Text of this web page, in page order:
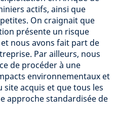
actifs, ainsi que
On craignait que
présente un risque
nous avons fait part de
Par ailleurs, nous
de procéder à une
environnementaux et
acquis et que tous les
approche standardisée de